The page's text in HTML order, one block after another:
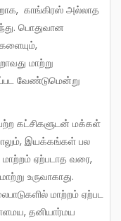
காங்கிரஸ் அல்லாத
பொதுவான
மாற்று
வேண்டுமென்று
இயக்கங்கள் பல
மாற்றம் ஏற்படாத வரை,
உருவாகாது.
மாற்றம் ஏற்பட
தனியார்மய